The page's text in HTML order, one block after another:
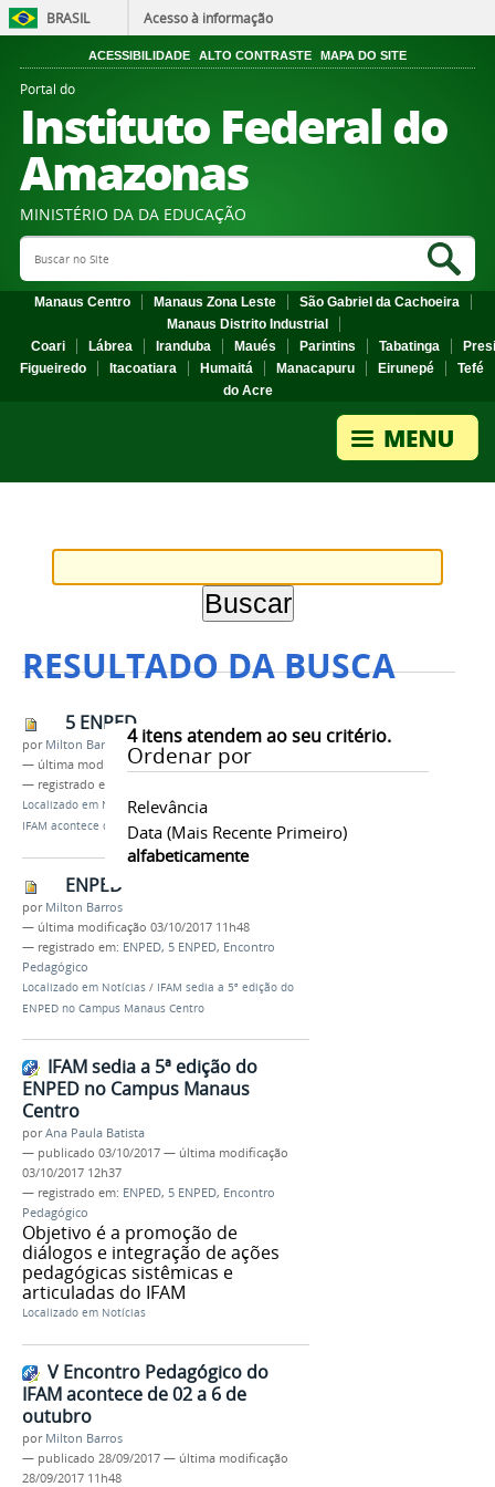
BRASIL Acesso à informação
ACESSIBILIDADE ALTO CONTRASTE MAPA DO SITE
Portal do
Instituto Federal do
Amazonas
MINISTÉRIO DA DA EDUCAÇÃO
Search Site
Manaus Centro Manaus Zona Leste
São Gabriel da Cachoeira
Manaus Distrito Industrial
Coari
Lábrea Iranduba Maués Parintins Tabatinga
Figueiredo
Itacoatiara Humaitá Manacapuru Eirunepé
Tefé
do Acre
RESULTADO DA BUSCA
4itens atendem ao seu critério.
Ordenar por
Relevância
Data (mais Recente Primeiro)
alfabeticamente
5 ENPED
por Milton Barros
— última modificação28/09/2017 11h45
— registrado em:
Localizado em Notícias /V Encontro Pedagógico do
IFAM acontece de 02 a 6 de outubro
ENPED
por Milton Barros
— última modificação 03/10/2017 11h48
— registrado em: ENPED, 5 ENPED, Encontro
Pedagógico
Localizado em Notícias / IFAM sedia a 5ª edição do
ENPED no Campus Manaus Centro
IFAM sedia a 5ª edição do
ENPED no Campus Manaus
Centro
porAna Paula Batista
— publicado 03/10/2017 — última modificação
03/10/2017 12h37
— registrado em: ENPED, 5 ENPED, Encontro
Pedagógico
Objetivo é a promoção de
diálogos e integração de ações
pedagógicas sistêmicas e
articuladas do IFAM
Localizado em Notícias
V Encontro Pedagógico do
IFAM acontece de 02 a 6 de
outubro
por Milton Barros
— publicado 28/09/2017 — última modificação
28/09/2017 11h48